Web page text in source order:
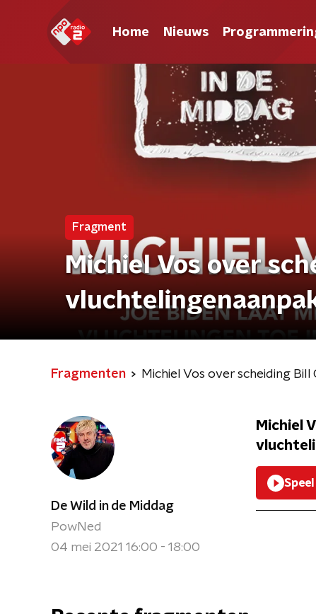
Home Nieuws
Fragment
Michiel Vos over
Fragmenten Michiel Vos over scheiding
De Wild in de Middag
PowNed
04 mei 2021 16:00 - 18:00
Michiel